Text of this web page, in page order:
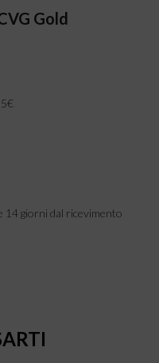
Gold
14 giorni dal ricevimento